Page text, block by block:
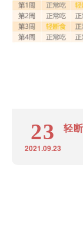
23
2021.09.23
轻